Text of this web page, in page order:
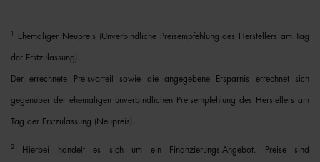
Ehemaliger Neupreis (Unverbindliche Preisempfehlung des Herstellers am Tag
der Erstzulassung).
Der errechnete Preisvorteil sowie die angegebene Ersparnis errechnet sich
gegenüber der ehemaligen unverbindlichen Preisempfehlung des Herstellers am
Tag der Erstzulassung (Neupreis).
2 Hierbei handelt es sich um ein Finanzierungs-Angebot. Preise sind